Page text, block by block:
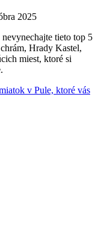
2025
tieto top 5
Hrady Kastel,
miest, ktoré si
v Pule, ktoré vás